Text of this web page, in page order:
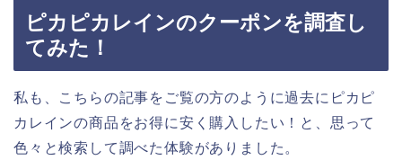
ピカピカレインのクーポンを調査し
てみた！
私も、こちらの記事をご覧の方のように過去にピカピ
カレインの商品をお得に安く購入したい！と、思って
色々と検索して調べた体験がありました。